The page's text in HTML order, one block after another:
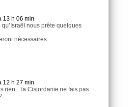
13 h 06 min
nous prête quelques
nécessaires.
12 h 27 min
rien…la Cisjordanie ne fais pas